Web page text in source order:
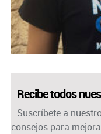
Recibe todos
Suscríbete a
consejos para